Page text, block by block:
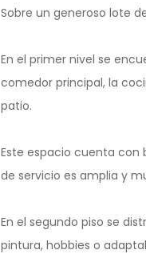
Sobre un generoso lote
En el primer nivel se
comedor principal, la
patio.
Este espacio cuenta con
de servicio es amplia y
En el segundo piso se
pintura, hobbies o